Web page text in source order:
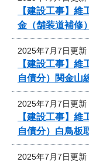
【建設工事】
金（舗装道補修
2025年7月7日更新
【建設工事】
自債分）関金
2025年7月7日更新
【建設工事】
自債分）白鳥
2025年7月7日更新